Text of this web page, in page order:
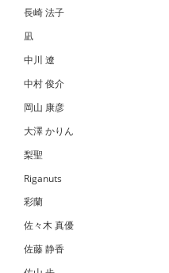
長崎 法子
凪
中川 遼
中村 俊介
岡山 康彦
大澤 かりん
梨聖
Riganuts
彩蘭
佐々木 真優
佐藤 静香